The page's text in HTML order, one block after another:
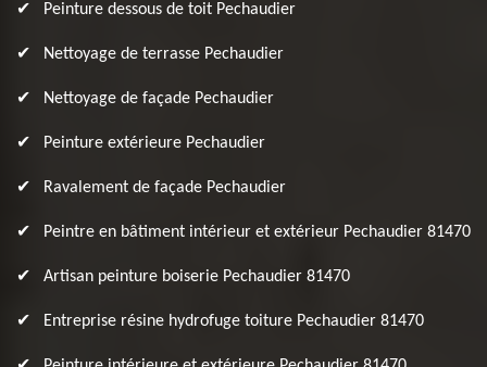
Peinture dessous de toit Pechaudier
Nettoyage de terrasse Pechaudier
Nettoyage de façade Pechaudier
Peinture extérieure Pechaudier
Ravalement de façade Pechaudier
Peintre en bâtiment intérieur et extérieur Pechaudier 81470
Artisan peinture boiserie Pechaudier 81470
Entreprise résine hydrofuge toiture Pechaudier 81470